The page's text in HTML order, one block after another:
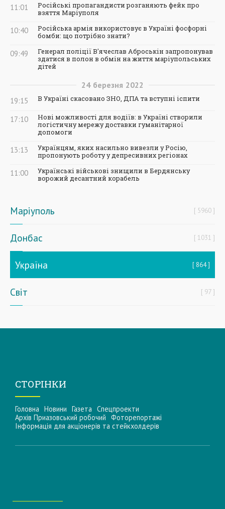
11:01
Російські пропагандисти розганяють фейк про
взяття Маріуполя
10:40
Російська армія використовує в Україні фосфорні
бомби: що потрібно знати?
09:49
Генерал поліції В'ячеслав Аброськін запропонував
здатися в полон в обмін на життя маріупольських
дітей
24 березня 2022
19:15 В Україні скасовано ЗНО, ДПА та вступні іспити
17:10
Нові можливості для водіїв: в Україні створили
логістичну мережу доставки гуманітарної
допомоги
13:13
Українцям, яких насильно вивезли у Росію,
пропонують роботу у депресивних регіонах
11:00
Українські військові знищили в Бердянську
ворожий десантний корабель
Маріуполь 5960
Донбас 1031
Україна 864
Світ 97
СТОРІНКИ
Головна Новини Газета Спецпроекти
Архів Приазовський робочий Фоторепортажі
Інформацiя для акцiонерiв та стейкхолдерiв